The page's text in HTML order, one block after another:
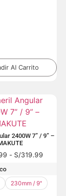
Al Carrito
2400W 7” / 9” –
- S/319.99
230mm / 9"